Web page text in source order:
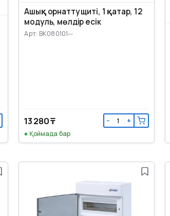
Ашық орнатту щиті, 1 қатар, 12
модуль, мөлдір есік
Арт: BK080101--
13 280 ₸ − +
Қоймада бар